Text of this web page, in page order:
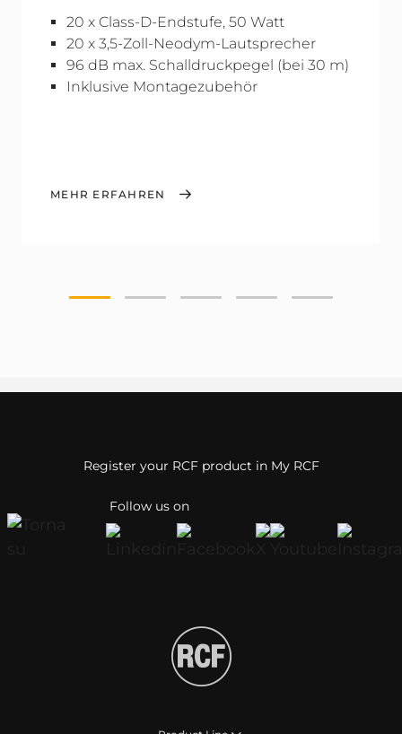
20 x Class-D-Endstufe, 50 Watt
20 x 3,5-Zoll-Neodym-Lautsprecher
96 dB max. Schalldruckpegel (bei 30 m)
Inklusive Montagezubehör
MEHR ERFAHREN
Follow us on
Register your RCF product in My RCF